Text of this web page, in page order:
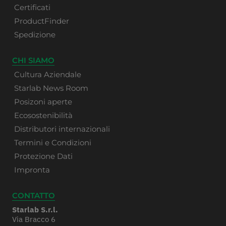
Certificati
ProductFinder
Spedizione
CHI SIAMO
Cultura Aziendale
Starlab News Room
Posizoni aperte
Ecosostenibilità
Distributori internazionali
Termini e Condizioni
Protezione Dati
Impronta
CONTATTO
Starlab S.r.l.
Via Bracco 6